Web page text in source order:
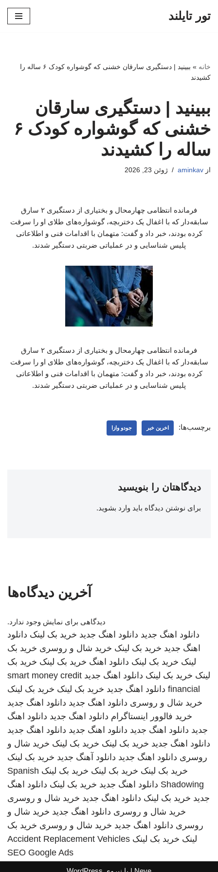
تور تایلند
خانه »
ببینید | دستگیری سارقان خشنی که گوشواره کودک ۶ ساله را
کشیدند
ببینید | دستگیری سارقان
خشنی که گوشواره کودک ۶
ساله را کشیدند
از aminkav ژوئن 23, 2026
فرمانده انتظامی چهارمحال و بختیاری از دستگیری ۲ سارق
سابقه‌دار که با اغفال یک دختربچه، گوشواره‌های طلای او را سرقت
کرده بودند، خبر داد و گفت: متهمان با اقدامات فنی و اطلاعاتی
پلیس شناسایی و در عملیاتی ضربتی دستگیر شدند.
فرمانده انتظامی چهارمحال و بختیاری از دستگیری ۲ سارق
سابقه‌دار که با اغفال یک دختربچه، گوشواره‌های طلای او را سرقت
کرده بودند، خبر داد و گفت: متهمان با اقدامات فنی و اطلاعاتی
پلیس شناسایی و در عملیاتی ضربتی دستگیر شدند.
برچسب‌ها: اخرین خبر جودو وازا
دیدگاهتان را بنویسید
برای نوشتن دیدگاه باید وارد بشوید.
آخرین دیدگاه‌ها
دیدگاهی برای نمایش وجود ندارد.
دانلود اهنگ جدید دانلود اهنگ جدید خرید بک لینک دانلود
اهنگ جدید خرید بک لینک خرید شال و روسری خرید بک
لینک خرید بک لینک دانلود اهنگ خرید بک لینک خرید بک
لینک خرید بک لینک دانلود اهنگ جدید smart money credit
financial دانلود اهنگ جدید خرید بک لینک خرید بک لینک
خرید شال و روسری دانلود اهنگ جدید دانلود اهنگ جدید
خرید فالوور اینستاگرام دانلود اهنگ جدید دانلود اهنگ
جدید دانلود اهنگ جدید دانلود اهنگ جدید دانلود اهنگ جدید
دانلود اهنگ جدید خرید بک لینک خرید بک لینک خرید شال و
روسری دانلود اهنگ جدید دانلود آهنگ جدید خرید بک لینک
خرید بک لینک خرید بک لینک خرید بک لینک Spanish
Shadowing دانلود اهنگ جدید خرید بک لینک دانلود اهنگ
جدید خرید بک لینک دانلود اهنگ جدید خرید شال و روسری
خرید شال و روسری دانلود اهنگ جدید خرید شال و
روسری دانلود اهنگ جدید خرید شال و روسری خرید بک
لینک خرید بک لینک Accident Replacement Vehicles
SEO Google Ads